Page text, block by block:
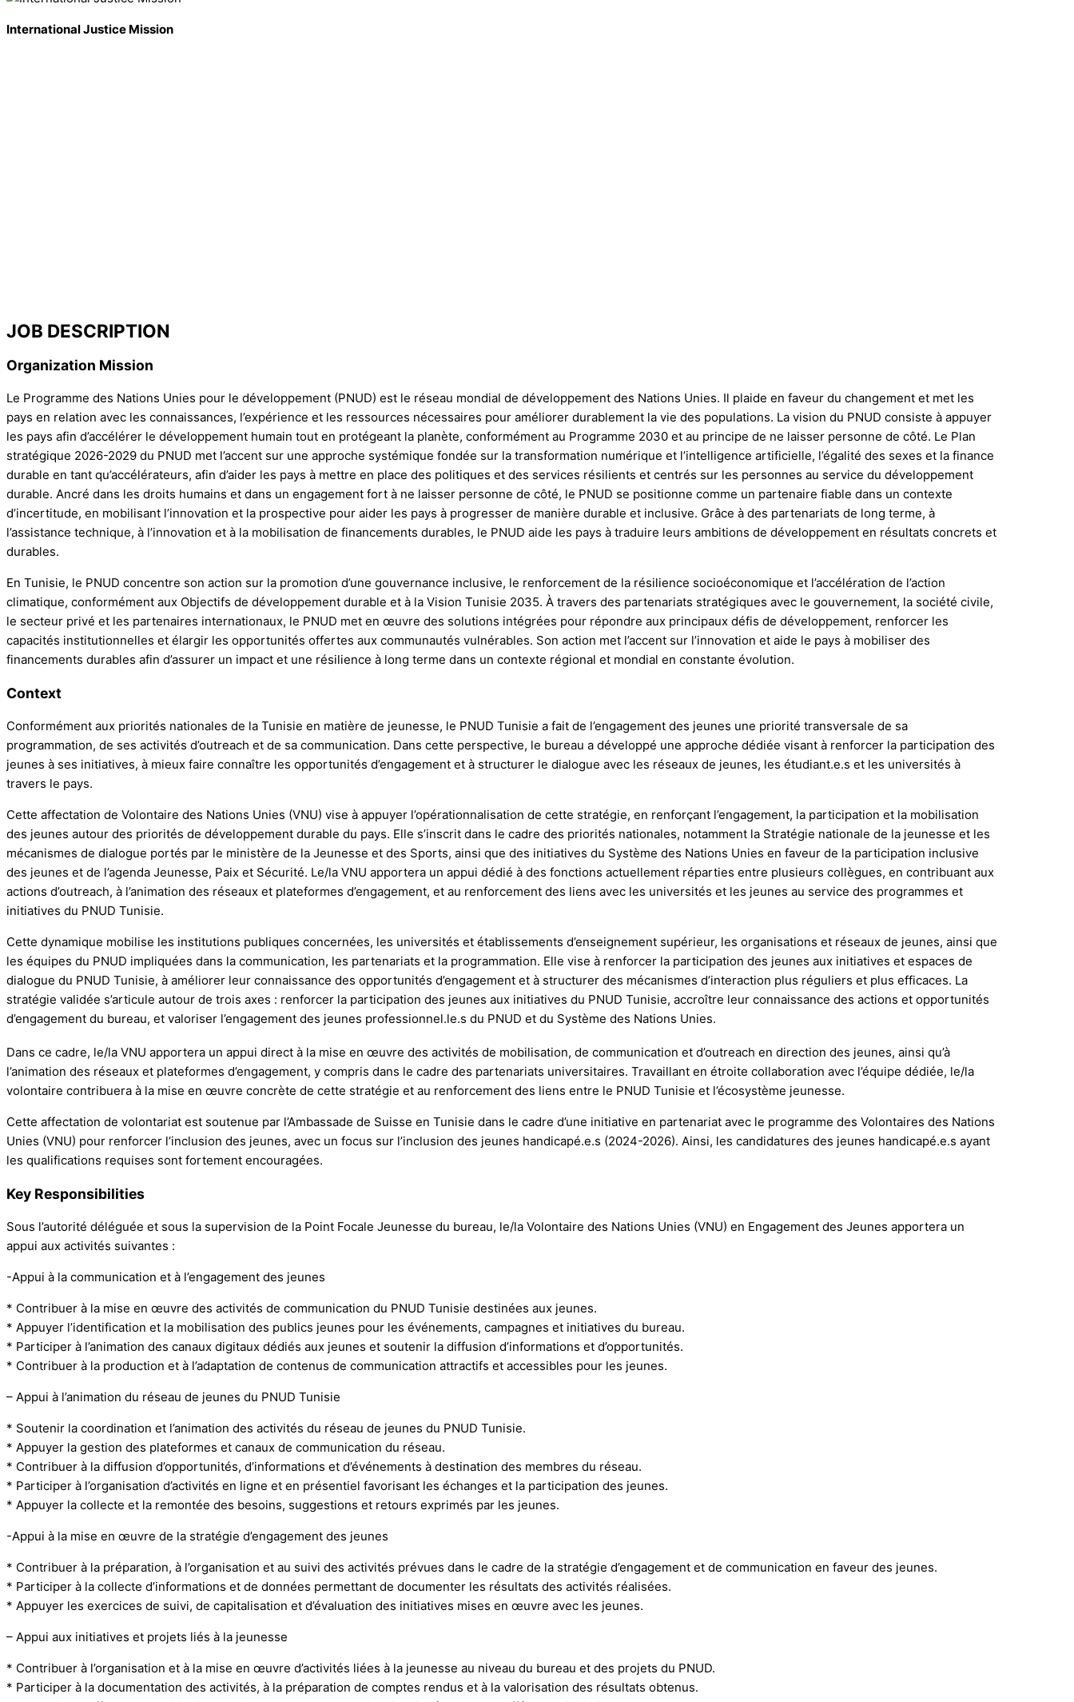
International Justice Mission
JOB DESCRIPTION
Organization Mission
Le Programme des Nations Unies pour le développement (PNUD) est le réseau mondial de développement des Nations Unies. Il plaide en faveur du changement et met les
pays en relation avec les connaissances, l’expérience et les ressources nécessaires pour améliorer durablement la vie des populations. La vision du PNUD consiste à appuyer
les pays afin d’accélérer le développement humain tout en protégeant la planète, conformément au Programme 2030 et au principe de ne laisser personne de côté. Le Plan
stratégique 2026-2029 du PNUD met l’accent sur une approche systémique fondée sur la transformation numérique et l’intelligence artificielle, l’égalité des sexes et la finance
durable en tant qu’accélérateurs, afin d’aider les pays à mettre en place des politiques et des services résilients et centrés sur les personnes au service du développement
durable. Ancré dans les droits humains et dans un engagement fort à ne laisser personne de côté, le PNUD se positionne comme un partenaire fiable dans un contexte
d’incertitude, en mobilisant l’innovation et la prospective pour aider les pays à progresser de manière durable et inclusive. Grâce à des partenariats de long terme, à
l’assistance technique, à l’innovation et à la mobilisation de financements durables, le PNUD aide les pays à traduire leurs ambitions de développement en résultats concrets et
durables.
En Tunisie, le PNUD concentre son action sur la promotion d’une gouvernance inclusive, le renforcement de la résilience socioéconomique et l’accélération de l’action
climatique, conformément aux Objectifs de développement durable et à la Vision Tunisie 2035. À travers des partenariats stratégiques avec le gouvernement, la société civile,
le secteur privé et les partenaires internationaux, le PNUD met en œuvre des solutions intégrées pour répondre aux principaux défis de développement, renforcer les
capacités institutionnelles et élargir les opportunités offertes aux communautés vulnérables. Son action met l’accent sur l’innovation et aide le pays à mobiliser des
financements durables afin d’assurer un impact et une résilience à long terme dans un contexte régional et mondial en constante évolution.
Context
Conformément aux priorités nationales de la Tunisie en matière de jeunesse, le PNUD Tunisie a fait de l’engagement des jeunes une priorité transversale de sa
programmation, de ses activités d’outreach et de sa communication. Dans cette perspective, le bureau a développé une approche dédiée visant à renforcer la participation des
jeunes à ses initiatives, à mieux faire connaître les opportunités d’engagement et à structurer le dialogue avec les réseaux de jeunes, les étudiant.e.s et les universités à
travers le pays.
Cette affectation de Volontaire des Nations Unies (VNU) vise à appuyer l’opérationnalisation de cette stratégie, en renforçant l’engagement, la participation et la mobilisation
des jeunes autour des priorités de développement durable du pays. Elle s’inscrit dans le cadre des priorités nationales, notamment la Stratégie nationale de la jeunesse et les
mécanismes de dialogue portés par le ministère de la Jeunesse et des Sports, ainsi que des initiatives du Système des Nations Unies en faveur de la participation inclusive
des jeunes et de l’agenda Jeunesse, Paix et Sécurité. Le/la VNU apportera un appui dédié à des fonctions actuellement réparties entre plusieurs collègues, en contribuant aux
actions d’outreach, à l’animation des réseaux et plateformes d’engagement, et au renforcement des liens avec les universités et les jeunes au service des programmes et
initiatives du PNUD Tunisie.
Cette dynamique mobilise les institutions publiques concernées, les universités et établissements d’enseignement supérieur, les organisations et réseaux de jeunes, ainsi que
les équipes du PNUD impliquées dans la communication, les partenariats et la programmation. Elle vise à renforcer la participation des jeunes aux initiatives et espaces de
dialogue du PNUD Tunisie, à améliorer leur connaissance des opportunités d’engagement et à structurer des mécanismes d’interaction plus réguliers et plus efficaces. La
stratégie validée s’articule autour de trois axes : renforcer la participation des jeunes aux initiatives du PNUD Tunisie, accroître leur connaissance des actions et opportunités
d’engagement du bureau, et valoriser l’engagement des jeunes professionnel.le.s du PNUD et du Système des Nations Unies.
Dans ce cadre, le/la VNU apportera un appui direct à la mise en œuvre des activités de mobilisation, de communication et d’outreach en direction des jeunes, ainsi qu’à
l’animation des réseaux et plateformes d’engagement, y compris dans le cadre des partenariats universitaires. Travaillant en étroite collaboration avec l’équipe dédiée, le/la
volontaire contribuera à la mise en œuvre concrète de cette stratégie et au renforcement des liens entre le PNUD Tunisie et l’écosystème jeunesse.
Cette affectation de volontariat est soutenue par l’Ambassade de Suisse en Tunisie dans le cadre d’une initiative en partenariat avec le programme des Volontaires des Nations
Unies (VNU) pour renforcer l’inclusion des jeunes, avec un focus sur l’inclusion des jeunes handicapé.e.s (2024-2026). Ainsi, les candidatures des jeunes handicapé.e.s ayant
les qualifications requises sont fortement encouragées.
Key Responsibilities
Sous l’autorité déléguée et sous la supervision de la Point Focale Jeunesse du bureau, le/la Volontaire des Nations Unies (VNU) en Engagement des Jeunes apportera un
appui aux activités suivantes :
-Appui à la communication et à l’engagement des jeunes
* Contribuer à la mise en œuvre des activités de communication du PNUD Tunisie destinées aux jeunes.
* Appuyer l’identification et la mobilisation des publics jeunes pour les événements, campagnes et initiatives du bureau.
* Participer à l’animation des canaux digitaux dédiés aux jeunes et soutenir la diffusion d’informations et d’opportunités.
* Contribuer à la production et à l’adaptation de contenus de communication attractifs et accessibles pour les jeunes.
– Appui à l’animation du réseau de jeunes du PNUD Tunisie
* Soutenir la coordination et l’animation des activités du réseau de jeunes du PNUD Tunisie.
* Appuyer la gestion des plateformes et canaux de communication du réseau.
* Contribuer à la diffusion d’opportunités, d’informations et d’événements à destination des membres du réseau.
* Participer à l’organisation d’activités en ligne et en présentiel favorisant les échanges et la participation des jeunes.
* Appuyer la collecte et la remontée des besoins, suggestions et retours exprimés par les jeunes.
-Appui à la mise en œuvre de la stratégie d’engagement des jeunes
* Contribuer à la préparation, à l’organisation et au suivi des activités prévues dans le cadre de la stratégie d’engagement et de communication en faveur des jeunes.
* Participer à la collecte d’informations et de données permettant de documenter les résultats des activités réalisées.
* Appuyer les exercices de suivi, de capitalisation et d’évaluation des initiatives mises en œuvre avec les jeunes.
– Appui aux initiatives et projets liés à la jeunesse
* Contribuer à l’organisation et à la mise en œuvre d’activités liées à la jeunesse au niveau du bureau et des projets du PNUD.
* Participer à la documentation des activités, à la préparation de comptes rendus et à la valorisation des résultats obtenus.